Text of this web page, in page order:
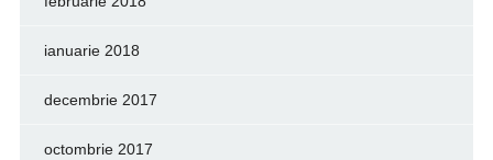
ianuarie 2018
decembrie 2017
octombrie 2017